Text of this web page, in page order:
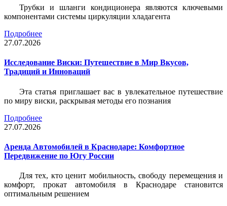
Трубки и шланги кондиционера являются ключевыми
компонентами системы циркуляции хладагента
Подробнее
27.07.2026
Исследование Виски: Путешествие в Мир Вкусов,
Традиций и Инноваций
Эта статья приглашает вас в увлекательное путешествие
по миру виски, раскрывая методы его познания
Подробнее
27.07.2026
Аренда Автомобилей в Краснодаре: Комфортное
Передвижение по Югу России
Для тех, кто ценит мобильность, свободу перемещения и
комфорт, прокат автомобиля в Краснодаре становится
оптимальным решением